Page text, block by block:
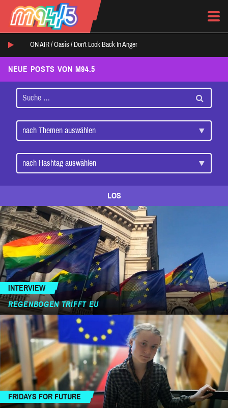
ON AIR / Oasis / Don't Look Back In Anger
NEUE POSTS VON M94.5
LOS
INTERVIEW
REGENBOGEN TRIFFT EU
FRIDAYS FOR FUTURE